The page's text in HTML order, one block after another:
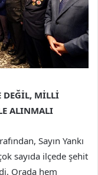
DEĞİL, MİLLİ
ALINMALI
Sayın Yankı
sayıda ilçede şehit
Orada hem